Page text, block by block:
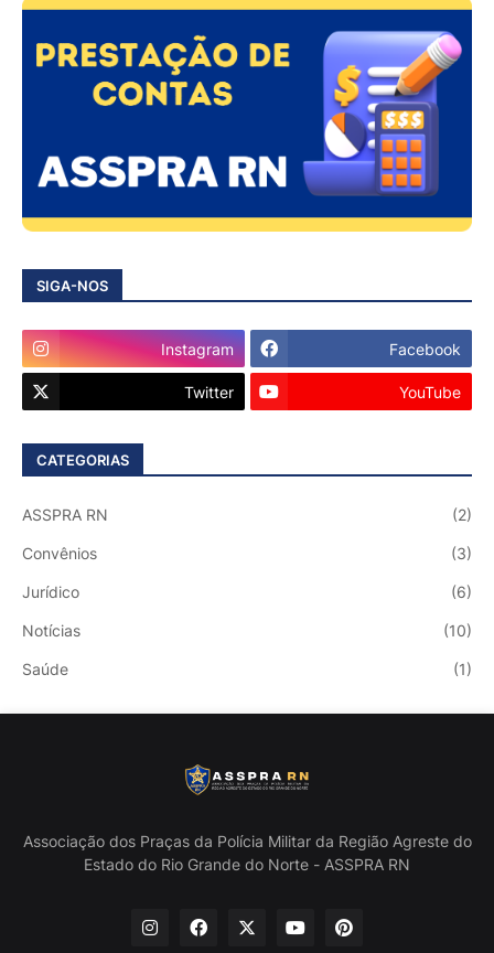
SIGA-NOS
Instagram Facebook
Twitter YouTube
CATEGORIAS
ASSPRA RN (2)
Convênios (3)
Jurídico (6)
Notícias (10)
Saúde (1)
Associação dos Praças da Polícia Militar da Região Agreste do
Estado do Rio Grande do Norte - ASSPRA RN